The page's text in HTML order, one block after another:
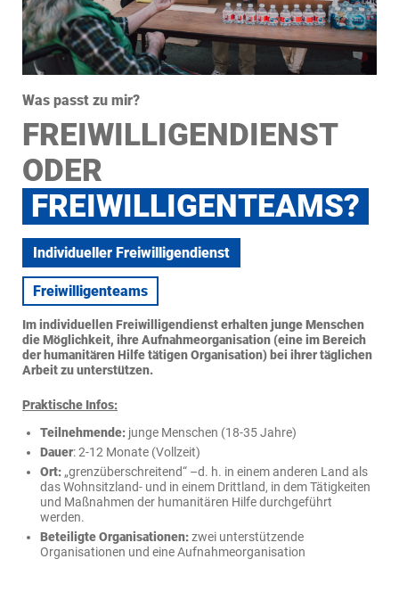
Was passt zu mir?
FREIWILLIGENDIENST
ODER
FREIWILLIGENTEAMS?
Individueller Freiwilligendienst
Freiwilligenteams
Im individuellen Freiwilligendienst erhalten junge Menschen
die Möglichkeit, ihre Aufnahmeorganisation (eine im Bereich
der humanitären Hilfe tätigen Organisation) bei ihrer täglichen
Arbeit zu unterstützen.
Praktische Infos:
Teilnehmende: junge Menschen (18-35 Jahre)
Dauer: 2-12 Monate (Vollzeit)
Ort: „grenzüberschreitend“ –d. h. in einem anderen Land als
das Wohnsitzland- und in einem Drittland, in dem Tätigkeiten
und Maßnahmen der humanitären Hilfe durchgeführt
werden.
Beteiligte Organisationen:zwei unterstützende
Organisationen und eine Aufnahmeorganisation